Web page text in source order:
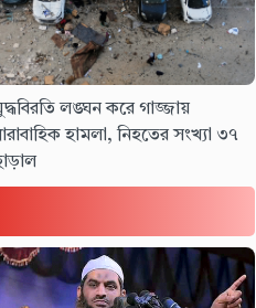
লঙ্ঘন করে গাজ্জায়
হামলা, নিহতের সংখ্যা ৩৭